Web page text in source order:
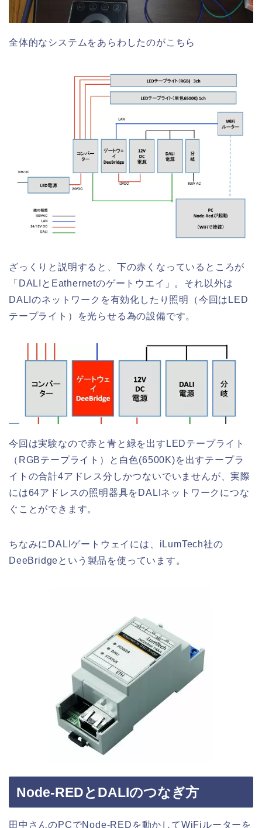
全体的なシステムをあらわしたのがこちら
ざっくりと説明すると、下の赤くなっているところが
「DALIとEathernetのゲートウエイ」。それ以外は
DALIのネットワークを有効化したり照明（今回はLED
テープライト）を光らせる為の設備です。
今回は実験なので赤と青と緑を出すLEDテープライト
（RGBテープライト）と白色(6500K)を出すテープラ
イトの合計4アドレス分しかつないでいませんが、実際
には64アドレスの照明器具をDALIネットワークにつな
ぐことができます。
ちなみにDALIゲートウェイには、iLumTech社の
DeeBridgeという製品を使っています。
Node-REDとDALIのつなぎ方
田中さんのPCでNode-REDを動かしてWiFiルーターを